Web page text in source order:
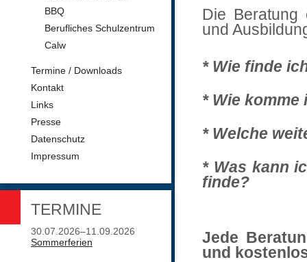
Die
und
* Wie finde
* Wie
* Welche
* Was kann
finde?
Jede
und
BBQ
Berufliches Schulzentrum
Calw
Termine / Downloads
Kontakt
Links
Presse
Datenschutz
Impressum
TERMINE
30.07.2026–11.09.2026
Sommerferien